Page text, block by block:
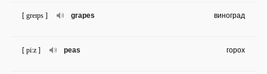
grapes
[ greɪps ] виноград
peas
[ pi:z ] горох